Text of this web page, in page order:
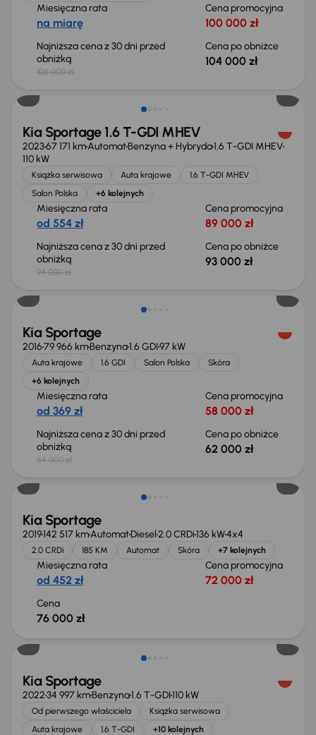
Miesięczna rata
na miarę
Cena promocyjna
100 000 zł
Najniższa cena z 30 dni przed
obniżką
105 000 zł
Cena po obniżce
104 000 zł
Taniej o 1 000 zł
Kia Sportage 1.6 T-GDI MHEV
202367 171 kmAutomatBenzyna + Hybryda1.6 T-GDI MHEV
110 kW
Książka serwisowa Auta krajowe
1.6 T-GDI MHEV
Salon Polska
+6 kolejnych
Miesięczna rata
od 554 zł
Cena promocyjna
89 000 zł
Najniższa cena z 30 dni przed
obniżką
94 000 zł
Cena po obniżce
93 000 zł
Taniej o 2 000 zł
Kia Sportage
201679 966 kmBenzyna1.6 GDI97 kW
Auta krajowe 1.6 GDI Salon Polska
Skóra
+6 kolejnych
Miesięczna rata
od 369 zł
Cena promocyjna
58 000 zł
Najniższa cena z 30 dni przed
obniżką
64 000 zł
Cena po obniżce
62 000 zł
Kia Sportage
2019142 517 kmAutomatDiesel2.0 CRDi136 kW4x4
2.0 CRDi 185 KM Automat Skóra +7 kolejnych
Miesięczna rata
od 452 zł
Cena promocyjna
72 000 zł
Cena
76 000 zł
Kia Sportage
202234 997 kmBenzyna1.6 T-GDI110 kW
Od pierwszego właściciela
Książka serwisowa
Auta krajowe
1.6 T-GDI +10 kolejnych